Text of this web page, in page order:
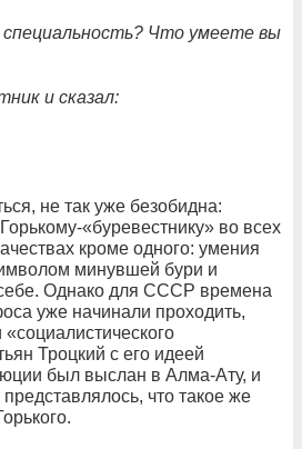
Что умеете вы
и сказал:
не так уже безобидна:
«буревестнику» во всех
кроме одного: умения
минувшей бури и
Однако для СССР времена
уже начинали проходить,
Троцкий с его идеей
был выслан в Алма-Ату, и
что такое же